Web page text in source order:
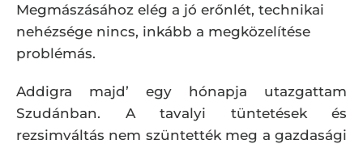
Megmászásához elég a jó erőnlét, technikai
nehézsége nincs, inkább a megközelítése
problémás.
Addigra majd’ egy hónapja utazgattam
Szudánban. A tavalyi tüntetések és
rezsimváltás nem szüntették meg a gazdasági